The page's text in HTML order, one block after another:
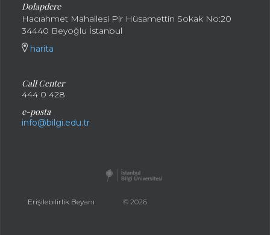
Dolapdere
Hacıahmet Mahallesi Pir Hüsamettin Sokak No:20
34440 Beyoğlu İstanbul
harita
Call Center
444 0 428
e-posta
info@bilgi.edu.tr
Erişilebilirlik Beyanı © 2026